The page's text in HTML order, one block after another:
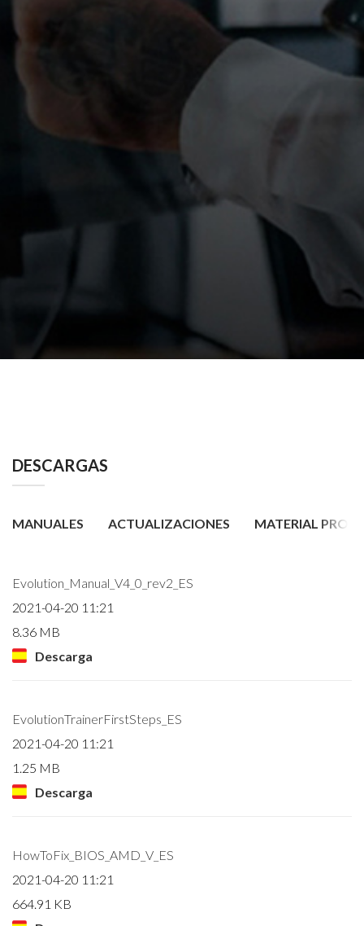
DESCARGAS
MANUALES ACTUALIZACIONES MATERIAL
Evolution_Manual_V4_0_rev2_ES
2021-04-20 11:21
8.36 MB
Descarga
EvolutionTrainerFirstSteps_ES
2021-04-20 11:21
1.25 MB
Descarga
HowToFix_BIOS_AMD_V_ES
2021-04-20 11:21
664.91 KB